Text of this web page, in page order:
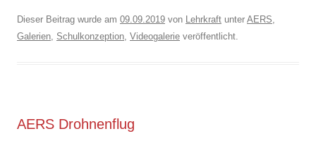
Dieser Beitrag wurde am 09.09.2019 von Lehrkraft unter AERS,
Galerien, Schulkonzeption, Videogalerie veröffentlicht.
AERS Drohnenflug